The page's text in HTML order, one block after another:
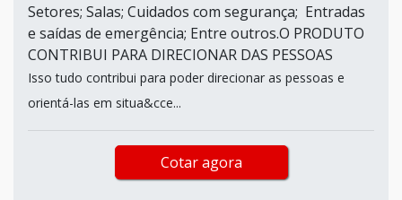
Setores; Salas; Cuidados com segurança; Entradas
e saídas de emergência; Entre outros.O PRODUTO
CONTRIBUI PARA DIRECIONAR DAS PESSOAS
Isso tudo contribui para poder direcionar as pessoas e
orientá-las em situa&cce...
Cotar agora